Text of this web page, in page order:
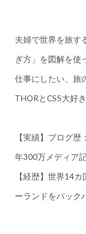
夫婦で世界を旅す
ぎ方」を図解を使
仕事にしたい、旅
THORとCSS大好き
【実績】ブログ
年300万メディア
【経歴】世界14
ーランドをバック